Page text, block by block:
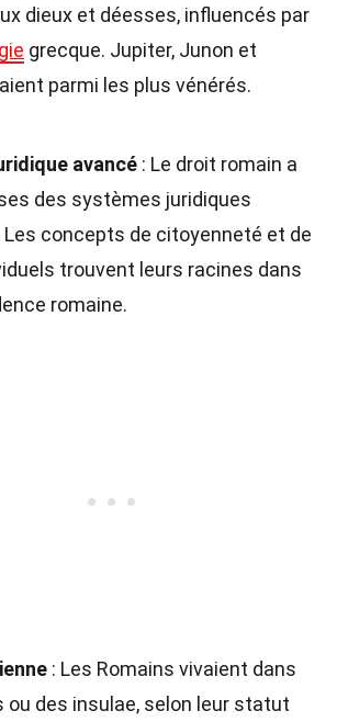
dieux et déesses, influencés par
grecque. Jupiter, Junon et
parmi les plus vénérés.
avancé : Le droit romain a
des systèmes juridiques
Les concepts de citoyenneté et de
trouvent leurs racines dans
romaine.
: Les Romains vivaient dans
ou des insulae, selon leur statut